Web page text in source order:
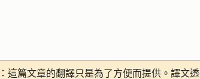
：這篇文章的翻譯只是為了方便而提供。譯文